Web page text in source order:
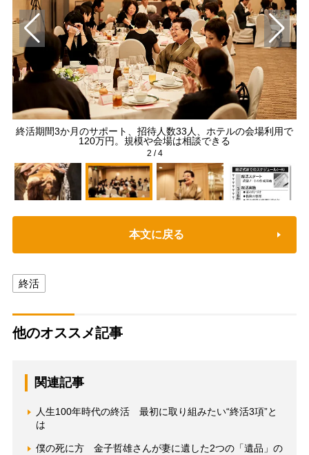
終活期間3か月のサポート、招待人数33人、ホテルの会場利用で
120万円。規模や会場は相談できる
2 /4
本文に戻る
終活
他のオススメ記事
関連記事
人生100年時代の終活 最初に取り組みたい“終活3項”と
は
僕の死に方 金子哲雄さんが妻に遺した2つの「遺品」の